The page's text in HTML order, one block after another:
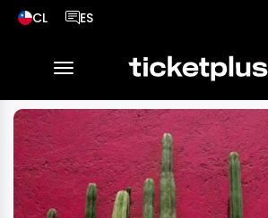
CL
País seleccionado, cambiar país
ES
Idioma seleccionado, cambiar
desplegar navegación